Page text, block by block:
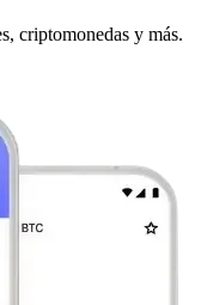
criptomonedas y más.